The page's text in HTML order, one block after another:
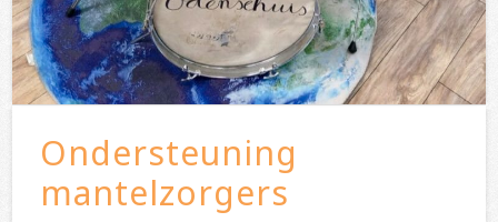
Ondersteuning
mantelzorgers